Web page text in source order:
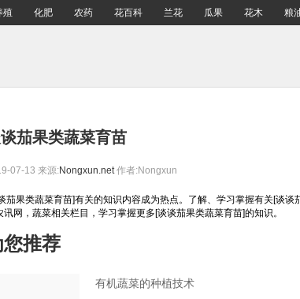
殖 化肥 农药 花百科 兰花 瓜果 花木 粮
茄果类蔬菜育苗
07-13 来源:Nongxun.net 作者:Nongxun
茄果类蔬菜育苗]有关的知识内容成为热点。了解、学习掌握有关[谈
讯网，蔬菜相关栏目，学习掌握更多[谈谈茄果类蔬菜育苗]的知识。
您推荐
有机蔬菜的种植技术